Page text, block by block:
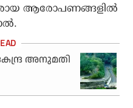
ആരോപണങ്ങളില്‍
അനുമതി